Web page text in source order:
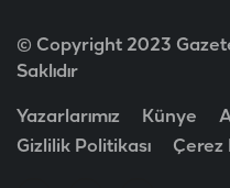
© Copyright 2023
Saklıdır
Yazarlarımız Künye
Gizlilik Politikası
Çerez